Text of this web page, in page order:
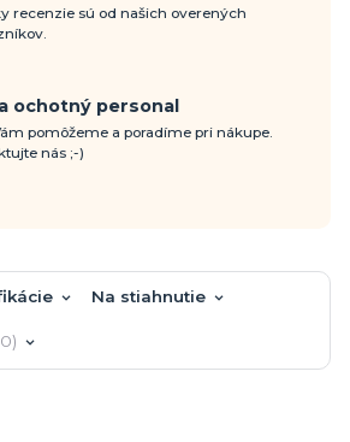
recenzie sú od našich overených
ochotný personal
pomôžeme a poradíme pri nákupe.
nás ;-)
Na stiahnutie